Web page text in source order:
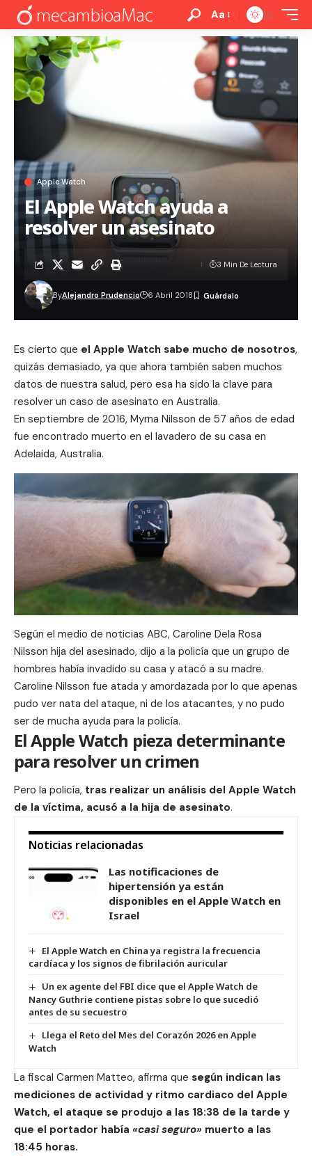
Aa
Apple Watch
El Apple Watch ayuda a
resolver un asesinato
ByAlejandro Prudencio 6 Abril 2018
3 Min De Lectura
Es cierto que el Apple Watch sabe mucho de nosotros,
quizás demasiado, ya que ahora también saben muchos
datos de nuestra salud, pero esa ha sido la clave para
resolver un caso de asesinato en Australia.
En septiembre de 2016, Myrna Nilsson de 57 años de edad
fue encontrado muerto en el lavadero de su casa en
Adelaida, Australia.
Según el medio de noticias ABC, Caroline Dela Rosa
Nilsson hija del asesinado, dijo a la policía que un grupo de
hombres había invadido su casa y atacó a su madre.
Caroline Nilsson fue atada y amordazada por lo que apenas
pudo ver nata del ataque, ni de los atacantes, y no pudo
ser de mucha ayuda para la policía.
El Apple Watch pieza determinante
para resolver un crimen
Pero la policía, tras realizar un análisis del Apple Watch
de la víctima, acusó a la hija de asesinato.
Noticias relacionadas
Las notificaciones de
hipertensión ya están
disponibles en el Apple Watch en
Israel
El Apple Watch en China ya registra la frecuencia
cardíaca y los signos de fibrilación auricular
Un ex agente del FBI dice que el Apple Watch de
Nancy Guthrie contiene pistas sobre lo que sucedió
antes de su secuestro
Llega el Reto del Mes del Corazón 2026 en Apple
Watch
La fiscal Carmen Matteo, afirma que según indican las
mediciones de actividad y ritmo cardiaco del Apple
Watch, el ataque se produjo a las 18:38 de la tarde y
que el portador había «casi seguro» muerto a las
18:45 horas.